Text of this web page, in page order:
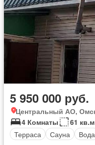
5 950 000 руб.
Центральный АО,
4 Комнаты
61 кв.м
Терраса
Сауна Вода